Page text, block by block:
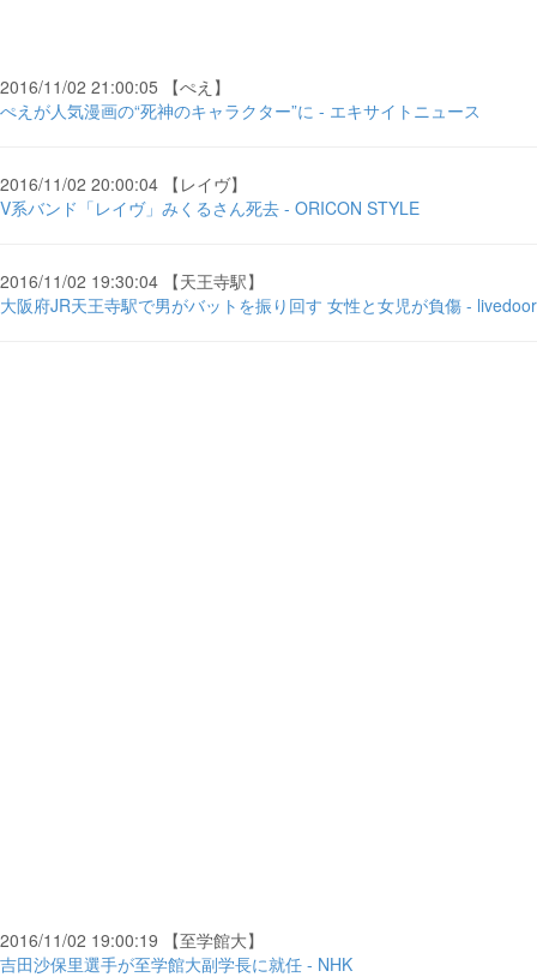
2016/11/02 21:00:05 【ぺえ】
ぺえが人気漫画の“死神のキャラクター”に - エキサイトニュース
2016/11/02 20:00:04 【レイヴ】
V系バンド「レイヴ」みくるさん死去 - ORICON STYLE
2016/11/02 19:30:04 【天王寺駅】
大阪府JR天王寺駅で男がバットを振り回す 女性と女児が負傷 - livedoor
2016/11/02 19:00:19 【至学館大】
吉田沙保里選手が至学館大副学長に就任 - NHK